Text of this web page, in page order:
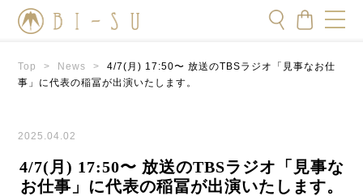
Top > News >
4/7(月) 17:50〜 放送のTBSラジオ「見事なお仕
事」に代表の稲冨が出演いたします。
2025.04.02
4/7(月) 17:50〜 放送のTBSラジオ「見事な
お仕事」に代表の稲冨が出演いたします。